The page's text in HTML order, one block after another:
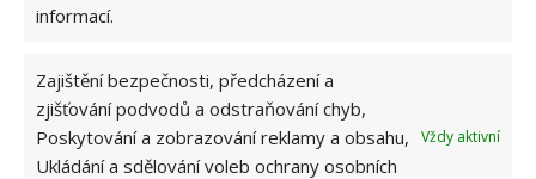
informací.
Zajištění bezpečnosti, předcházení a
zjišťování podvodů a odstraňování chyb,
Poskytování a zobrazování reklamy a obsahu,
Ukládání a sdělování voleb ochrany osobních
Vždy aktivní
Lepicí váleček na oblečení
Odstranit mrtvý hmyz a prach ze sítě na okně nebo
ze záclon je jednoduché, pokud použijete váleček na
oblečení.